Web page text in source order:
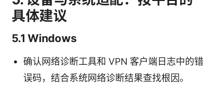
具体建议
5.1 Windows
确认网络诊断工具和 VPN 客户端日志中的错
误码，结合系统网络诊断结果查找根因。